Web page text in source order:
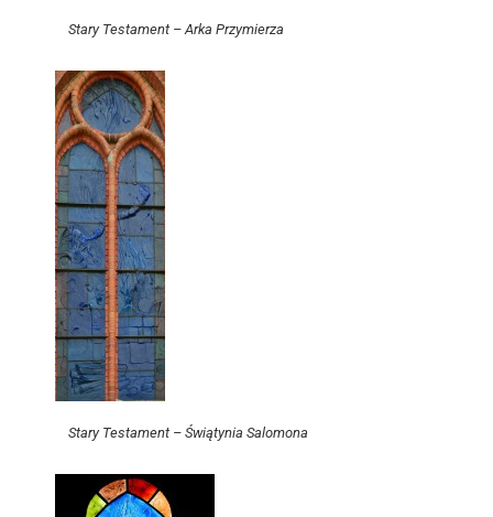
Stary Testament – Arka Przymierza
Stary Testament – Świątynia Salomona